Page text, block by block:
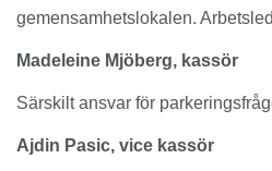
gemensamhetslokalen.
Madeleine Mjöberg, kassör
Särskilt ansvar för
Ajdin Pasic, vice kassör